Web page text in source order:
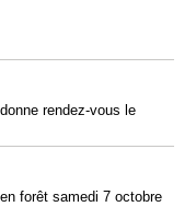
rendez-vous le
forêt samedi 7 octobre